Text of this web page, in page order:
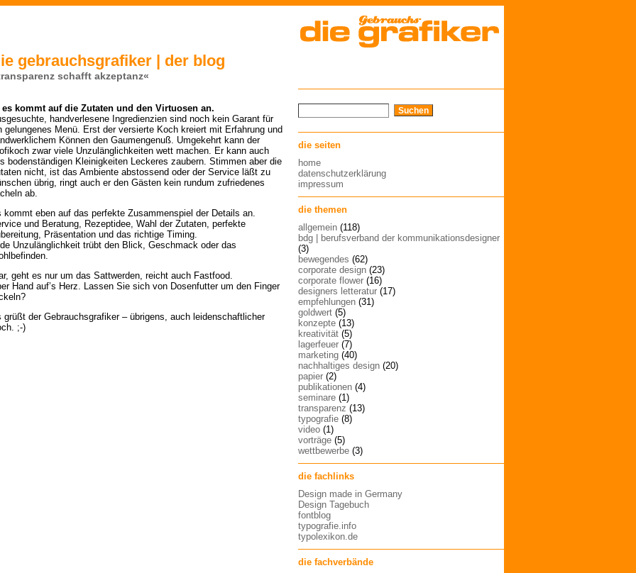
gebrauchsgrafiker | der blog
schafft akzeptanz«
kommt auf die Zutaten und den Virtuosen an.
handverlesene Ingredienzien sind noch kein Garant für
gelungenes Menü. Erst der versierte Koch kreiert mit Erfahrung und
Können den Gaumengenuß. Umgekehrt kann der
zwar viele Unzulänglichkeiten wett machen. Er kann auch
bodenständigen Kleinigkeiten Leckeres zaubern. Stimmen aber die
nicht, ist das Ambiente abstossend oder der Service läßt zu
übrig, ringt auch er den Gästen kein rundum zufriedenes
ab.
kommt eben auf das perfekte Zusammenspiel der Details an.
und Beratung, Rezeptidee, Wahl der Zutaten, perfekte
Präsentation und das richtige Timing.
Unzulänglichkeit trübt den Blick, Geschmack oder das
geht es nur um das Sattwerden, reicht auch Fastfood.
Hand auf’s Herz. Lassen Sie sich von Dosenfutter um den Finger
grüßt der Gebrauchsgrafiker – übrigens, auch leidenschaftlicher
;-)
die seiten
home
datenschutzerklärung
impressum
die themen
allgemein (118)
bdg | berufsverband der kommunikationsdesigner
(3)
bewegendes (62)
corporate design (23)
corporate flower (16)
designers letteratur (17)
empfehlungen (31)
goldwert (5)
konzepte (13)
kreativität (5)
lagerfeuer (7)
marketing (40)
nachhaltiges design (20)
papier (2)
publikationen (4)
seminare (1)
transparenz (13)
typografie (8)
video (1)
vorträge (5)
wettbewerbe (3)
die fachlinks
Design made in Germany
Design Tagebuch
fontblog
typografie.info
typolexikon.de
die fachverbände